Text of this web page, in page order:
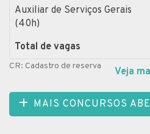
Auxiliar de Serviços Gerais
(40h)
Total de vagas
CR: Cadastro de reserva Veja
MAIS CONCURSOS